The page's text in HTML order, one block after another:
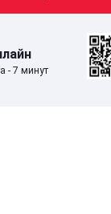
- 7 минут